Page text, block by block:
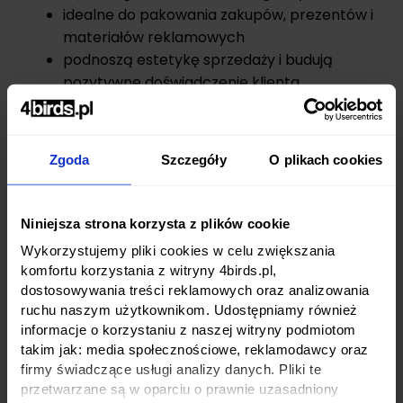
Zgoda Szczegóły O plikach cookies
Niniejsza strona korzysta z plików cookie
Wykorzystujemy pliki cookies w celu zwiększania
komfortu korzystania z witryny 4birds.pl,
dostosowywania treści reklamowych oraz analizowania
ruchu naszym użytkownikom. Udostępniamy również
informacje o korzystaniu z naszej witryny podmiotom
takim jak: media społecznościowe, reklamodawcy oraz
firmy świadczące usługi analizy danych. Pliki te
przetwarzane są w oparciu o prawnie uzasadniony
idealne do pakowania zakupów, prezentów i
materiałów reklamowych
podnoszą estetykę sprzedaży i budują
pozytywne doświadczenie klienta
Dostępne rodzaje toreb
papierowych
efektowne, idealne dla branży modowej i
marek premium.
Torby papierowe Premium– torby z
uszlachetnieniami druku takimi jakzłocenia,
folie metaliczne, lakiery wybiórcze 3D. To
rozwiązanie dla marek, które chcą mocno
wyróżnić się wizualnie. Wszystkie produkty z
serii Premium na 4birds.pl charakteryzują